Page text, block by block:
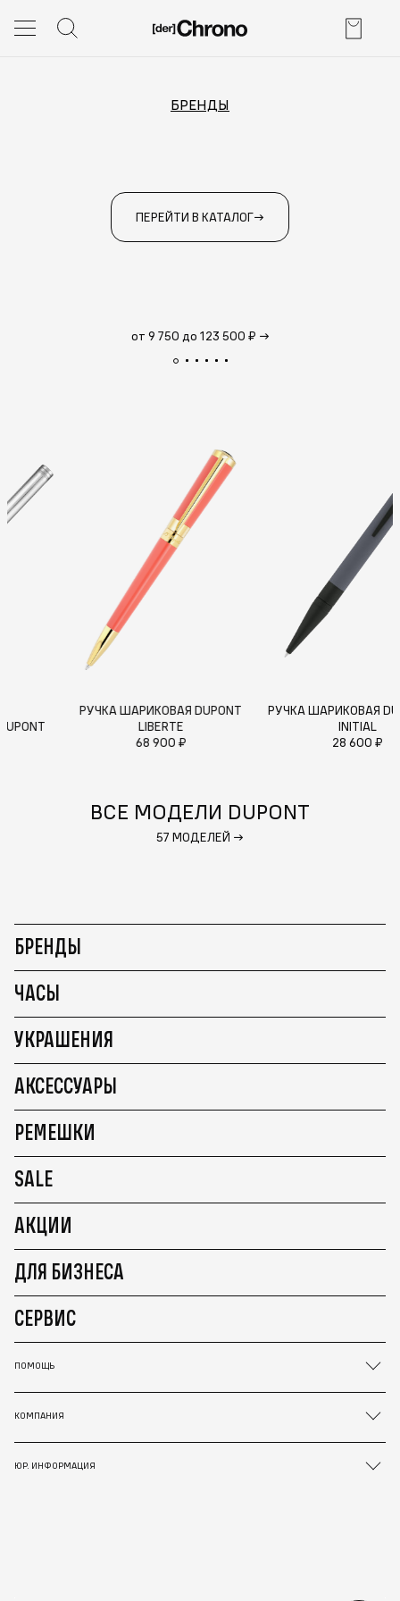
БРЕНДЫ
ПЕРЕЙТИ В КАТАЛОГ→
от 9 750 до 123 500 ₽ →
DUPONT
РУЧКА ШАРИКОВАЯ DUPONT
68 900 ₽
РУЧКА
28
ВСЕ МОДЕЛИ DUPONT
57 МОДЕЛЕЙ →
БРЕНДЫ
ЧАСЫ
УКРАШЕНИЯ
АКСЕССУАРЫ
РЕМЕШКИ
SALE
АКЦИИ
ДЛЯ БИЗНЕСА
СЕРВИС
ПОМОЩЬ
КОМПАНИЯ
ЮР. ИНФОРМАЦИЯ